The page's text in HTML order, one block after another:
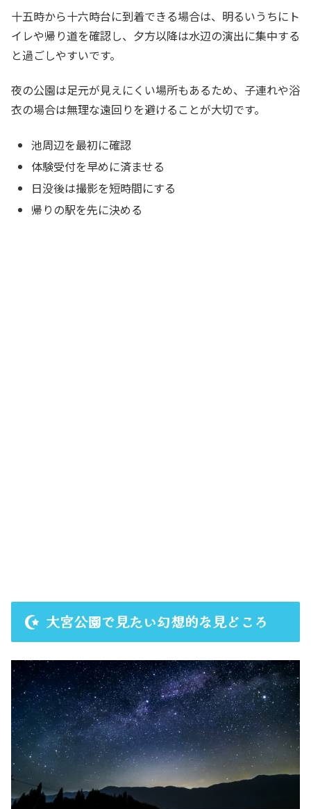
十五時から十六時台に到着できる場合は、明るいうちにト
イレや帰り道を確認し、夕方以降は水辺の演出に集中する
と過ごしやすいです。
夜の公園は足元が見えにくい場所もあるため、子連れや浴
衣の場合は無理な遠回りを避けることが大切です。
池周辺を最初に確認
体験受付を早めに済ませる
日没後は撮影を短時間にする
帰りの駅を先に決める
大宮公園で見たい幻想的な見どころ